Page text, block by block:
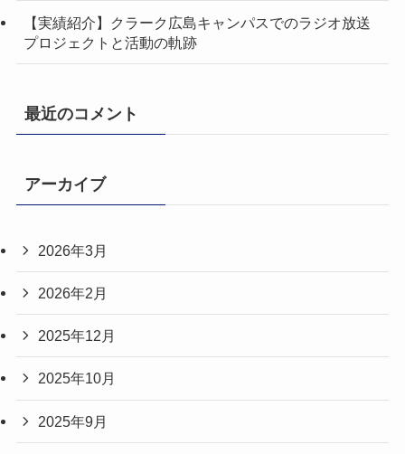
【実績紹介】クラーク広島キャンパスでのラジオ放送
プロジェクトと活動の軌跡
最近のコメント
アーカイブ
2026年3月
2026年2月
2025年12月
2025年10月
2025年9月